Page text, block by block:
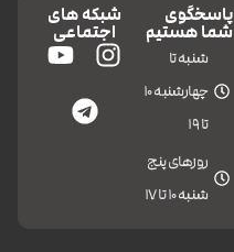
پاسخگوی
شما هستیم
شنبه تا
چهارشنبه 10
تا 19
روزهای پنج
شنبه 10 تا 17
شبکه های
اجتماعی